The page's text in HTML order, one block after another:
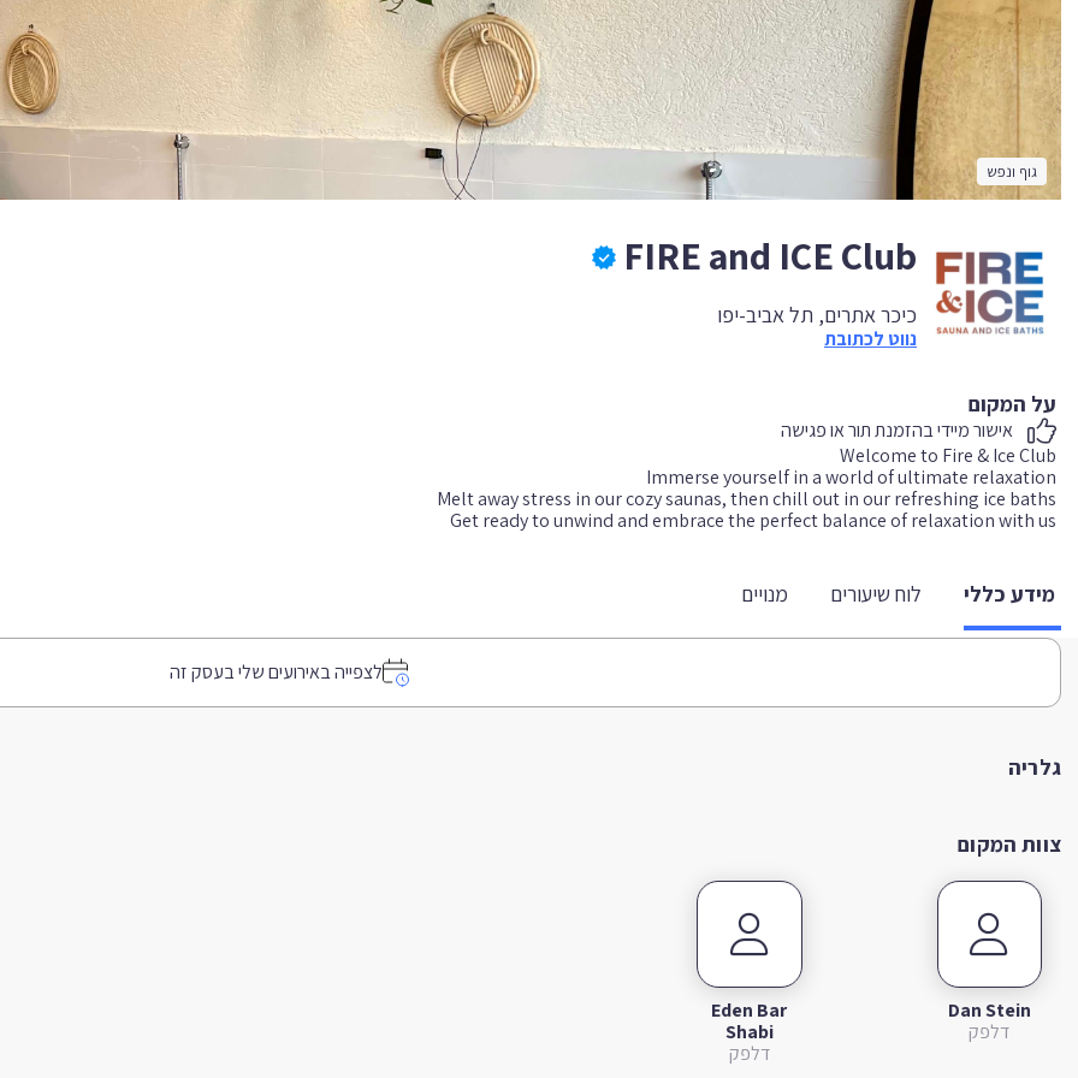
גוף ונפש
FIRE and ICE Club
כיכר אתרים, תל אביב-יפו
נווט לכתובת
על המקום
אישור מיידי בהזמנת תור או פגישה
Get ready to unwind and embrace the perfect balance of relaxation with us
מידע כללי לוח שיעורים מנויים
לצפייה באירועים שלי בעסק זה
גלריה
צוות המקום
Dan Stein
דלפק
Eden Bar
Shabi
דלפק